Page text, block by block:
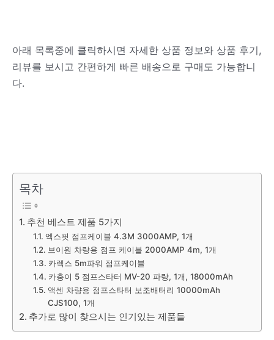
아래 목록중에 클릭하시면 자세한 상품 정보와 상품 후기,
리뷰를 보시고 간편하게 빠른 배송으로 구매도 가능합니
다.
목차
추천 베스트 제품 5가지
엑스핏 점프케이블 4.3M 3000AMP, 1개
브이원 차량용 점프 케이블 2000AMP 4m, 1개
카렉스 5m파워 점프케이블
카충이 5 점프스타터 MV-20 파랑, 1개, 18000mAh
액센 차량용 점프스타터 보조배터리 10000mAh
CJS100, 1개
추가로 많이 찾으시는 인기있는 제품들